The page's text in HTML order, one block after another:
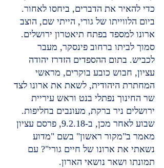
כדי להאיר את הדברים, ביחסו לאחור.
ביום הלווייתו של גורי, הייתי שם, הוצב
ארונו למספד בפתח תיאטרון ירושלים.
סמוך לביתו ברחוב פינסקר, מעבר
לכביש. בתום ההספדים הזדרז יהודה
עציון, חבוש כובע בוקרים, מראשי
המחתרת היהודית, לשאת את ארונו לצד
שר החינוך נפתלי בנט וראש עיריית
ירושלים ניר ברקת, מעונבים בחליפות.
שבוע לאחר מכן, ב-9.2.18, פרסם עציון
מאמר ב"מקור ראשון" בשם "מדוע
נשאתי את ארונו של חיים גורי"? עם
תמונתו ושאר נושאי הארון.